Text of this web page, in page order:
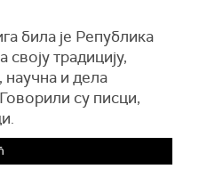
била је Република
своју традицију,
научна и дела
су писци,